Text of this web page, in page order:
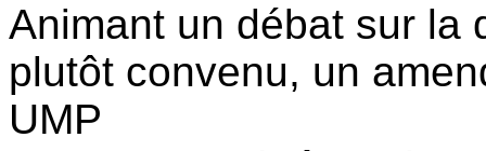
Animant un débat sur la
plutôt convenu, un
UMP